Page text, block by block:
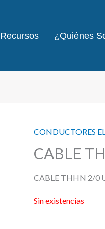
Recursos ¿Quiénes
CONDUCTORES
CABLE
CABLE THHN 2/0
Sin existencias